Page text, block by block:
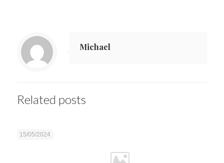
Michael
Related posts
15/05/2024